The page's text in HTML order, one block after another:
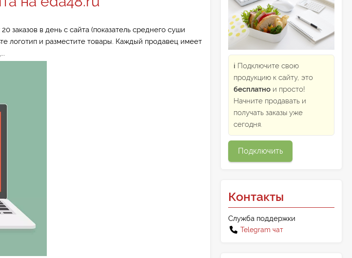
заказов в день с сайта (показатель среднего суши
логотип и разместите товары. Каждый продавец имеет
ℹ️ Подключите свою
продукцию к сайту, это
бесплатно и просто!
Начните продавать и
получать заказы уже
сегодня.
Подключить
Контакты
Служба поддержки
Telegram чат